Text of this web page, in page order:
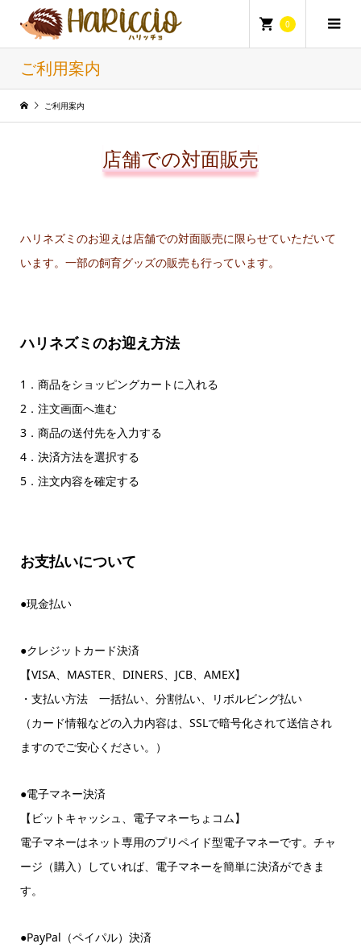
0
ご利用案内
ご利用案内
店舗での対面販売
ハリネズミのお迎えは店舗での対面販売に限らせていただいて
います。一部の飼育グッズの販売も行っています。
ハリネズミのお迎え方法
1．商品をショッピングカートに入れる
2．注文画面へ進む
3．商品の送付先を入力する
4．決済方法を選択する
5．注文内容を確定する
お支払いについて
●現金払い
●クレジットカード決済
【VISA、MASTER、DINERS、JCB、AMEX】
・支払い方法 一括払い、分割払い、リボルビング払い
（カード情報などの入力内容は、SSLで暗号化されて送信され
ますのでご安心ください。）
●電子マネー決済
【ビットキャッシュ、電子マネーちょコム】
電子マネーはネット専用のプリペイド型電子マネーです。チャ
ージ（購入）していれば、電子マネーを簡単に決済ができま
す。
●PayPal（ペイパル）決済